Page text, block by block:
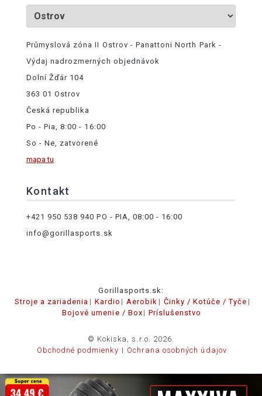
Průmyslová zóna II Ostrov - Panattoni North Park -
Výdaj nadrozmerných objednávok
Dolní Žďár 104
363 01 Ostrov
Česká republika
Po - Pia, 8:00 - 16:00
So - Ne, zatvorené
mapa tu
Kontakt
+421 950 538 940 PO - PIA, 08:00 - 16:00
info@gorillasports.sk
Gorillasports.sk:
Stroje a zariadenia
Kardio Aerobik
Činky / Kotúče / Tyče
Bojové umenie / Box
Príslušenstvo
© Kokiska, s.r.o. 2026.
Obchodné podmienky
Ochrana osobných údajov